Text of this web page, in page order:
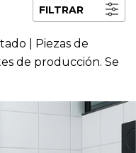
FILTRAR
| Piezas de
de producción. Se